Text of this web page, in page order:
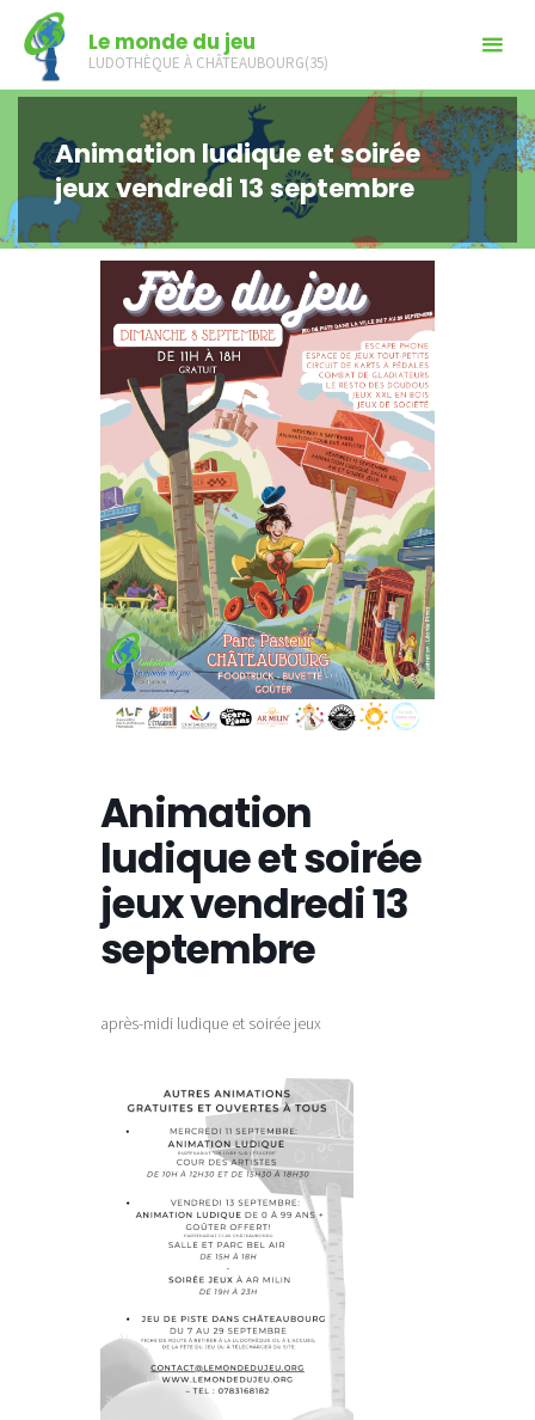
content
Le monde du jeu
LUDOTHÈQUE À CHÂTEAUBOURG(35)
Animation ludique et soirée
jeux vendredi 13 septembre
Animation
ludique et soirée
jeux vendredi 13
septembre
après-midi ludique et soirée jeux